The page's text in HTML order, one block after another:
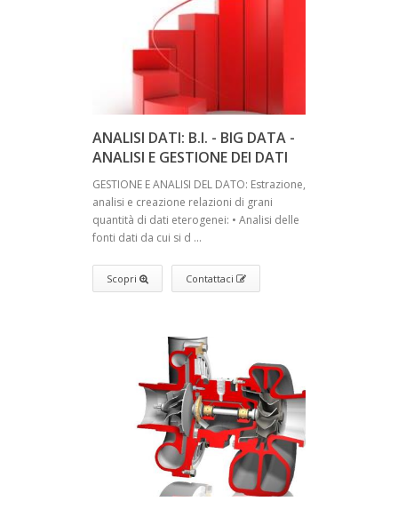
ANALISI DATI: B.I. - BIG DATA -
ANALISI E GESTIONE DEI DATI
GESTIONE E ANALISI DEL DATO: Estrazione,
analisi e creazione relazioni di grani
quantità di dati eterogenei: • Analisi delle
fonti dati da cui si d ...
Scopri Contattaci